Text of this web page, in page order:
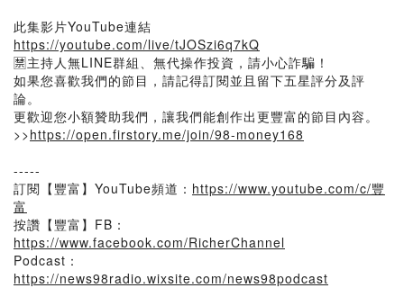
此集影片YouTube連結
https://youtube.com/live/tJOSzi6q7kQ
🈲主持人無LINE群組、無代操作投資，請小心詐騙！
如果您喜歡我們的節目，請記得訂閱並且留下五星評分及評
論。
更歡迎您小額贊助我們，讓我們能創作出更豐富的節目內容。
>>https://open.firstory.me/join/98-money168
-----
訂閱【豐富】YouTube頻道： https://www.youtube.com/c/豐
富
按讚【豐富】FB：
https://www.facebook.com/RicherChannel
Podcast：
https://news98radio.wixsite.com/news98podcast